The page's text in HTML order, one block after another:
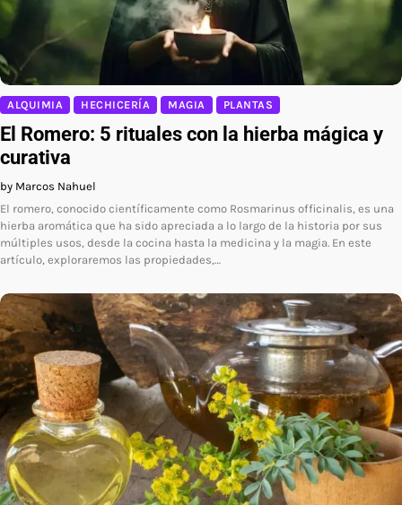
ALQUIMIA HECHICERÍA MAGIA PLANTAS
El Romero: 5 rituales con la hierba mágica y
curativa
by Marcos Nahuel
El romero, conocido científicamente como Rosmarinus officinalis, es una
hierba aromática que ha sido apreciada a lo largo de la historia por sus
múltiples usos, desde la cocina hasta la medicina y la magia. En este
artículo, exploraremos las propiedades,…